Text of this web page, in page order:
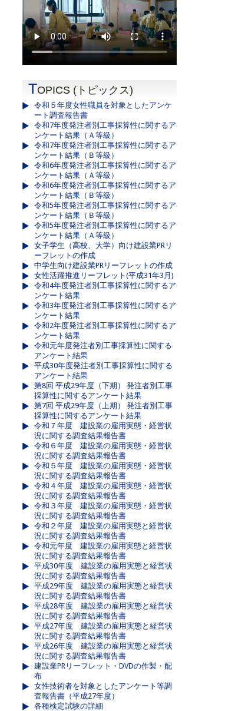
TOPICS (トピックス)
令和５年度女性職員を対象としたアンケ
ート調査報告書
令和7年度発注者別工事採算性に関するア
ンケート結果（Ａ等級）
令和7年度発注者別工事採算性に関するア
ンケート結果（Ｂ等級）
令和6年度発注者別工事採算性に関するア
ンケート結果（Ａ等級）
令和6年度発注者別工事採算性に関するア
ンケート結果（Ｂ等級）
令和5年度発注者別工事採算性に関するア
ンケート結果（Ｂ等級）
令和5年度発注者別工事採算性に関するア
ンケート結果（Ａ等級）
女子学生（高校、大学）向け建設業PRリ
ーフレットの作成
中学生向け建設業PRリーフレットの作成
女性活躍推進リーフレット(平成31年3月)
令和4年度発注者別工事採算性に関するア
ンケート結果
令和3年度発注者別工事採算性に関するア
ンケート結果
令和2年度発注者別工事採算性に関するア
ンケート結果
令和元年度発注者別工事採算性に関する
アンケート結果
平成30年度発注者別工事採算性に関する
アンケート結果
第8回 平成29年度（下期） 発注者別工事
採算性に関するアンケート結果
第7回 平成29年度（上期） 発注者別工事
採算性に関するアンケート結果
令和７年度 建設業の雇用実態・経営状
況に関する調査結果報告書
令和６年度 建設業の雇用実態・経営状
況に関する調査結果報告書
令和５年度 建設業の雇用実態・経営状
況に関する調査結果報告書
令和４年度 建設業の雇用実態・経営状
況に関する調査結果報告書
令和３年度 建設業の雇用実態・経営状
況に関する調査結果報告書
令和２年度 建設業の雇用実態と経営状
況に関する調査結果報告書
令和元年度 建設業の雇用実態と経営状
況に関する調査結果報告書
平成30年度 建設業の雇用実態と経営状
況に関する調査結果報告書
平成29年度 建設業の雇用実態と経営状
況に関する調査結果報告書
平成28年度 建設業の雇用実態と経営状
況に関する調査結果報告書
平成27年度 建設業の雇用実態と経営状
況に関する調査結果報告書
平成26年度 建設業の雇用実態と経営状
況に関する調査結果報告書
建設業PRリーフレット・DVDの作製・配
布
女性技術者を対象としたアンケート等調
査報告書（平成27年度）
各種検定試験の詳細